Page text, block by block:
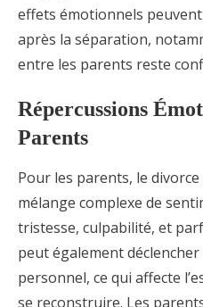
effets émotionnels
après la séparation,
entre les parents reste
Répercussions
Parents
Pour les parents, le
mélange complexe de
tristesse, culpabilité, et
peut également déclencher
personnel, ce qui affecte
se reconstruire. Les